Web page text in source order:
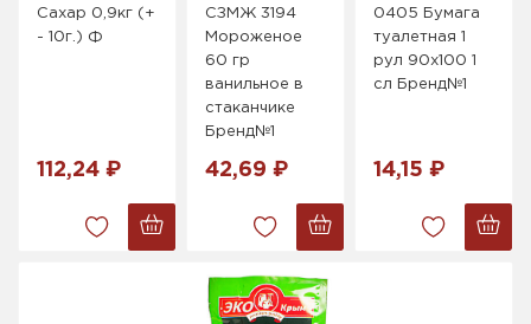
Сахар 0,9кг (+
- 10г.) Ф
112,24 ₽
СЗМЖ 3194
Мороженое
60 гр
ванильное в
стаканчике
Бренд№1
42,69 ₽
0405 Бумага
туалетная 1
рул 90х100 1
сл Бренд№1
14,15 ₽